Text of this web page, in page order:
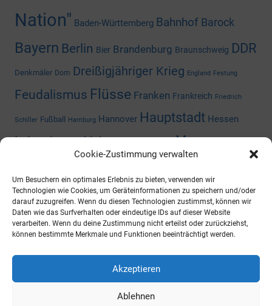
Cookie-Zustimmung verwalten
Um Besuchern ein optimales Erlebnis zu bieten, verwenden wir
Technologien wie Cookies, um Geräteinformationen zu speichern und/oder
darauf zuzugreifen. Wenn du diesen Technologien zustimmst, können wir
Daten wie das Surfverhalten oder eindeutige IDs auf dieser Website
verarbeiten. Wenn du deine Zustimmung nicht erteilst oder zurückziehst,
können bestimmte Merkmale und Funktionen beeinträchtigt werden.
Akzeptieren
Ablehnen
Nation" Baden-Württemberg Bahnhof Barock
Bayern Berlin Bier Brandenburg Braunschweig DDR
Denkmäler Dom Dreißigjähriger Krieg England Festung
Feudalismus Flüsse Franken Frankreich Friedrich
Schiller Fußball Hamburg Hannover Hauptstadt Hessen
Industriegeschichte Museum
Nazizeit Niedersachsen
Westfalen Preußen Rhein Rheinland-Pfalz Russland
Sachsen-Anhalt Schloss Shoppingcenter Thüringen
Universität Wald Zweiter Weltkrieg Österreich
https://archiv.ueberallistesbesser.de